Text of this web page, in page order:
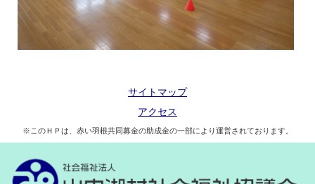
サイトマップ
アクセス
※このＨＰは、赤い羽根共同募金の助成金の一部により運営されております。